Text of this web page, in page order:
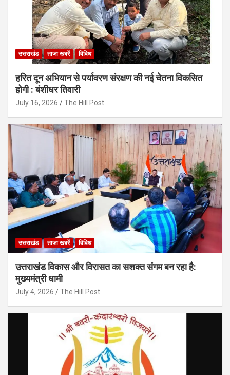
उत्तराखंड ताजा खबरें विविध
हरित दून अभियान से पर्यावरण संरक्षण की नई चेतना विकसित
होगी : बंशीधर तिवारी
July 16, 2026 The Hill Post
उत्तराखंड ताजा खबरें विविध
उत्तराखंड विकास और विरासत का सशक्त संगम बन रहा है:
मुख्यमंत्री धामी
July 4, 2026 The Hill Post